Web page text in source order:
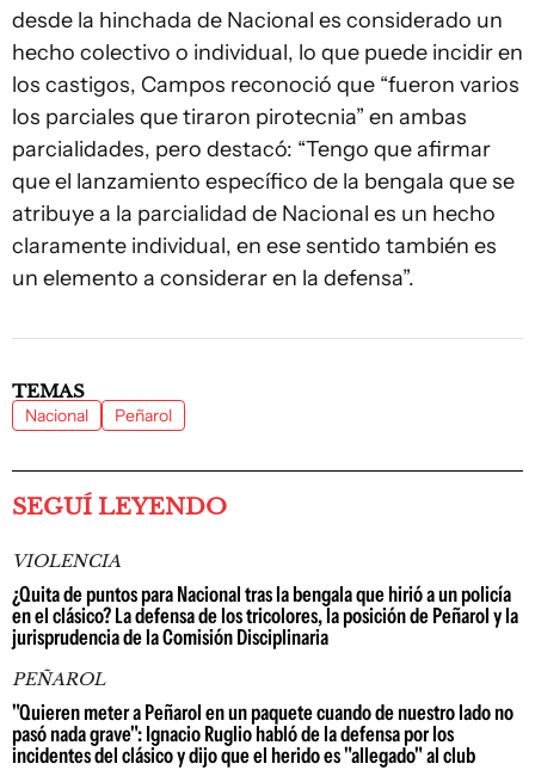
desde la hinchada de Nacional es considerado un
hecho colectivo o individual, lo que puede incidir en
los castigos, Campos reconoció que “fueron varios
los parciales que tiraron pirotecnia” en ambas
parcialidades, pero destacó: “Tengo que afirmar
que el lanzamiento específico de la bengala que se
atribuye a la parcialidad de Nacional es un hecho
claramente individual, en ese sentido también es
un elemento a considerar en la defensa”.
TEMAS
Nacional Peñarol
SEGUÍ LEYENDO
VIOLENCIA
¿Quita de puntos para Nacional tras la bengala que hirió a un policía
en el clásico? La defensa de los tricolores, la posición de Peñarol y la
jurisprudencia de la Comisión Disciplinaria
PEÑAROL
"Quieren meter a Peñarol en un paquete cuando de nuestro lado no
pasó nada grave": Ignacio Ruglio habló de la defensa por los
incidentes del clásico y dijo que el herido es "allegado" al club